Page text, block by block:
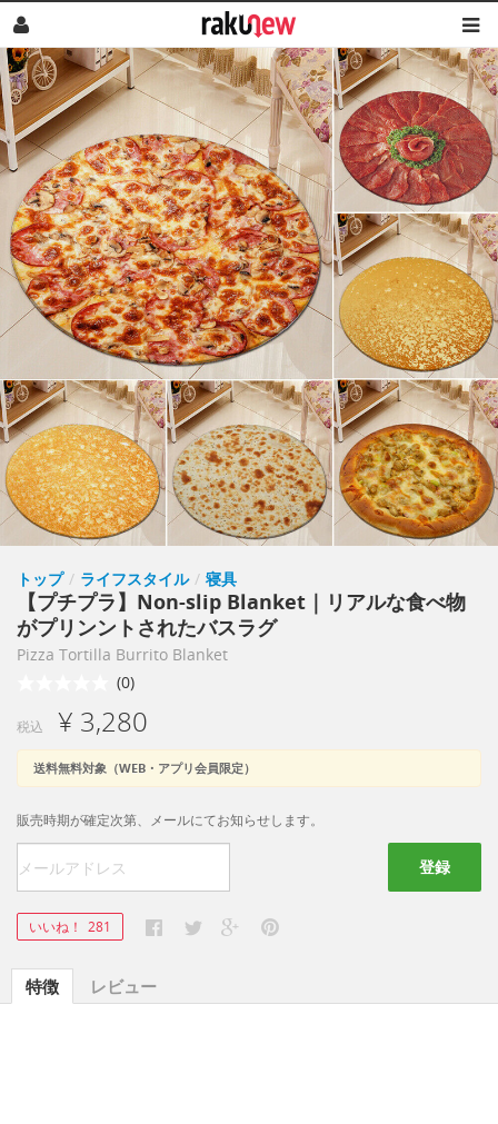
トップ / ライフスタイル / 寝具
【プチプラ】Non-slip Blanket｜リアルな食べ物
がプリンントされたバスラグ
Pizza Tortilla Burrito Blanket
(0)
税込 ¥ 3,280
送料無料対象（WEB・アプリ会員限定）
販売時期が確定次第、メールにてお知らせします。
登録
いいね！ 281
特徴 レビュー